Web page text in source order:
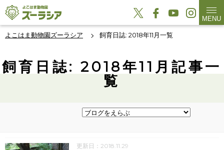
MENU
よこはま動物園ズーラシア 飼育日誌: 2018年11月一覧
飼育日誌: 2018年11月記事一
覧
更新日：2018.11.29